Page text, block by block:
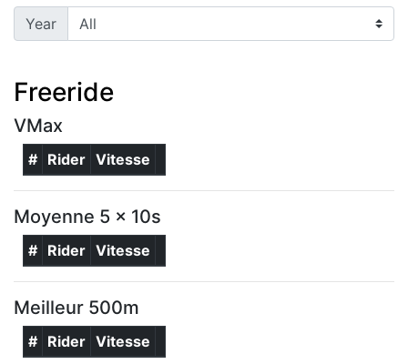
Year
Freeride
VMax
# Rider Vitesse
Moyenne 5 x 10s
# Rider Vitesse
Meilleur 500m
# Rider Vitesse